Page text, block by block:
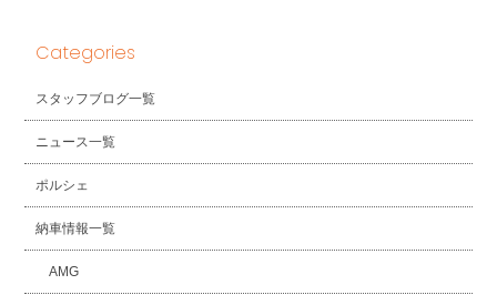
Categories
スタッフブログ一覧
ニュース一覧
ポルシェ
納車情報一覧
AMG